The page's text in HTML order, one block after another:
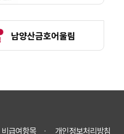
비급여항목 개인정보처리방침